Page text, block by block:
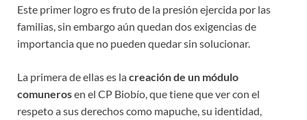
Este primer logro es fruto de la presión ejercida por las
familias, sin embargo aún quedan dos exigencias de
importancia que no pueden quedar sin solucionar.
La primera de ellas es lacreación de un módulo
comunerosen el CP Biobío, que tiene que ver con el
respeto a sus derechos como mapuche, su identidad,